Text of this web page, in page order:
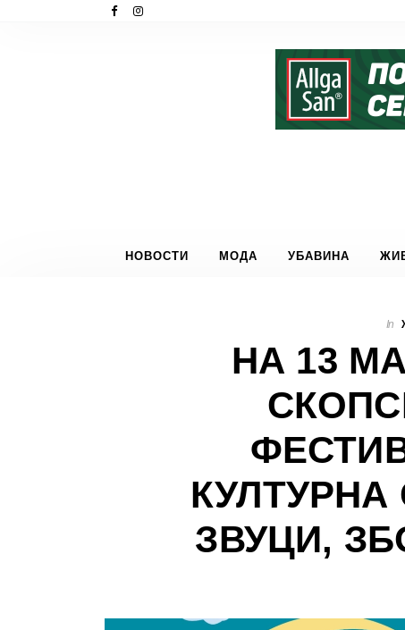
НОВОСТИ МОДА УБАВИНА
In
НА 13
КУЛТУРНА
ЗВУЦИ,